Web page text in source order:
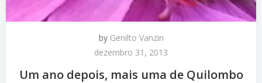
by Genilto Vanzin
dezembro 31, 2013
Um ano depois, mais uma de Quilombo